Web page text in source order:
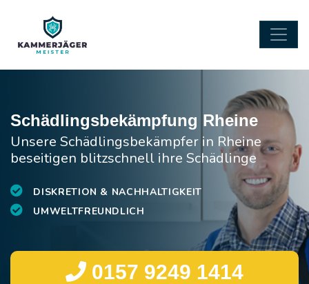
Schädlingsbekämpfung Rheine
Unsere Schädlingsbekämpfer in Rheine
beseitigen blitzschnell ihre Schädlinge
DISKRETION & NACHHALTIGKEIT
UMWELTFREUNDLICH
0157 9249 1414